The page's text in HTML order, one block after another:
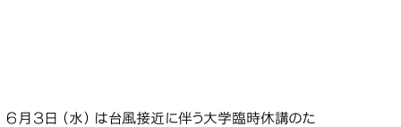
６月３日（水）は台風接近に伴う大学臨時休講のた